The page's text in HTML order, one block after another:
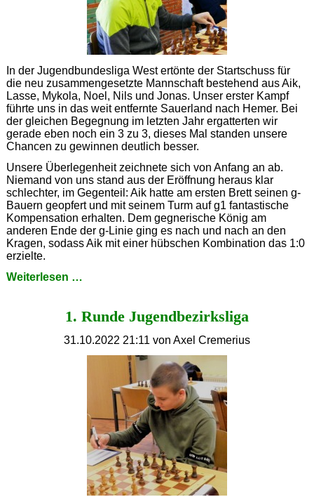
In der Jugendbundesliga West ertönte der Startschuss für
die neu zusammengesetzte Mannschaft bestehend aus Aik,
Lasse, Mykola, Noel, Nils und Jonas. Unser erster Kampf
führte uns in das weit entfernte Sauerland nach Hemer. Bei
der gleichen Begegnung im letzten Jahr ergatterten wir
gerade eben noch ein 3 zu 3, dieses Mal standen unsere
Chancen zu gewinnen deutlich besser.
Unsere Überlegenheit zeichnete sich von Anfang an ab.
Niemand von uns stand aus der Eröffnung heraus klar
schlechter, im Gegenteil: Aik hatte am ersten Brett seinen g-
Bauern geopfert und mit seinem Turm auf g1 fantastische
Kompensation erhalten. Dem gegnerische König am
anderen Ende der g-Linie ging es nach und nach an den
Kragen, sodass Aik mit einer hübschen Kombination das 1:0
erzielte.
Weiterlesen …
Fire!
1. Runde Jugendbezirksliga
31.10.2022 21:11 von Axel Cremerius